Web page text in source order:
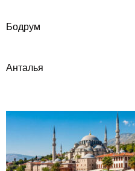
Бодрум
Анталья